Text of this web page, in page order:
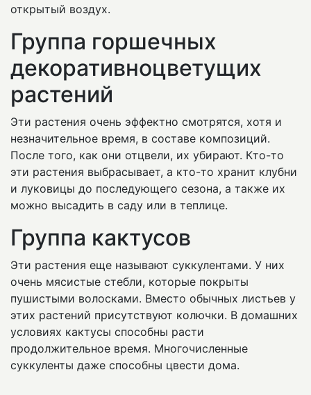
открытый воздух.
Группа горшечных
декоративноцветущих
растений
Эти растения очень эффектно смотрятся, хотя и
незначительное время, в составе композиций.
После того, как они отцвели, их убирают. Кто-то
эти растения выбрасывает, а кто-то хранит клубни
и луковицы до последующего сезона, а также их
можно высадить в саду или в теплице.
Группа кактусов
Эти растения еще называют суккулентами. У них
очень мясистые стебли, которые покрыты
пушистыми волосками. Вместо обычных листьев у
этих растений присутствуют колючки. В домашних
условиях кактусы способны расти
продолжительное время. Многочисленные
суккуленты даже способны цвести дома.